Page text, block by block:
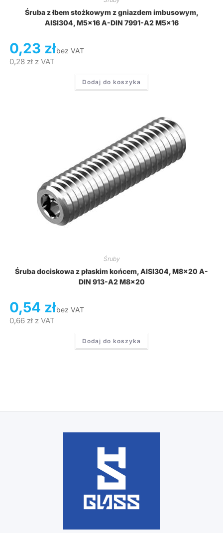
Śruba z łbem stożkowym z gniazdem imbusowym,
AISI304, M5x16 A-DIN 7991-A2 M5x16
0,23 złbez VAT
0,28 złz VAT
Dodaj do koszyka
Śruby
Śruba dociskowa z płaskim końcem, AISI304, M8x20 A-
DIN 913-A2 M8x20
0,54 złbez VAT
0,66 złz VAT
Dodaj do koszyka